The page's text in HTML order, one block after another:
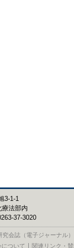
3-1-1
法部内
37-3020
会誌（電子ジャーナル）
について 関連リンク・